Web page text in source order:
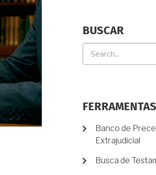
BUSCAR
FERRAMENTAS
Banco de
Extrajudicial
Busca de